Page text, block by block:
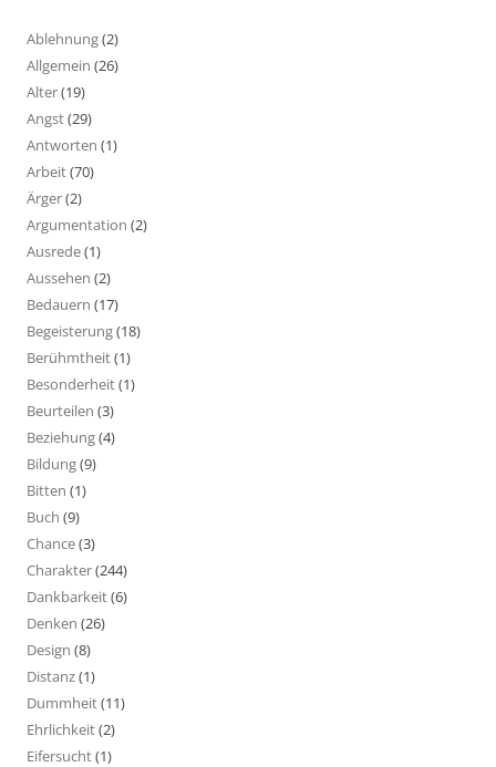
Ablehnung(2)
Allgemein (26)
Alter(19)
Angst(29)
Antworten (1)
Arbeit(70)
Ärger(2)
Argumentation (2)
Ausrede(1)
Aussehen (2)
Bedauern (17)
Begeisterung(18)
Berühmtheit(1)
Besonderheit(1)
Beurteilen (3)
Beziehung(4)
Bildung(9)
Bitten (1)
Buch (9)
Chance(3)
Charakter(244)
Dankbarkeit(6)
Denken (26)
Design (8)
Distanz(1)
Dummheit(11)
Ehrlichkeit(2)
Eifersucht(1)